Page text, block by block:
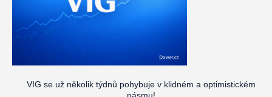
VIG se už několik týdnů pohybuje v klidném a optimistickém